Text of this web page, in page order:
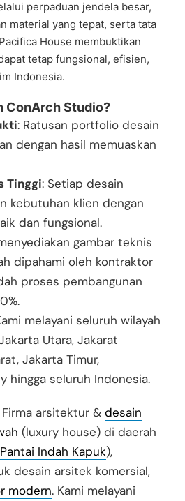
perpaduan jendela besar,
material yang tepat, serta tata
House membuktikan
tetap fungsional, efisien,
Indonesia.
ConArch Studio?
: Ratusan portfolio desain
dengan hasil memuaskan
Tinggi: Setiap desain
kebutuhan klien dengan
dan fungsional.
gambar teknis
dipahami oleh kontraktor
proses pembangunan
melayani seluruh wilayah
Utara, Jakarat
Jakarta Timur,
hingga seluruh Indonesia.
arsitektur & desain
(luxury house) di daerah
Pantai Indah Kapuk),
desain arsitek komersial,
modern. Kami melayani